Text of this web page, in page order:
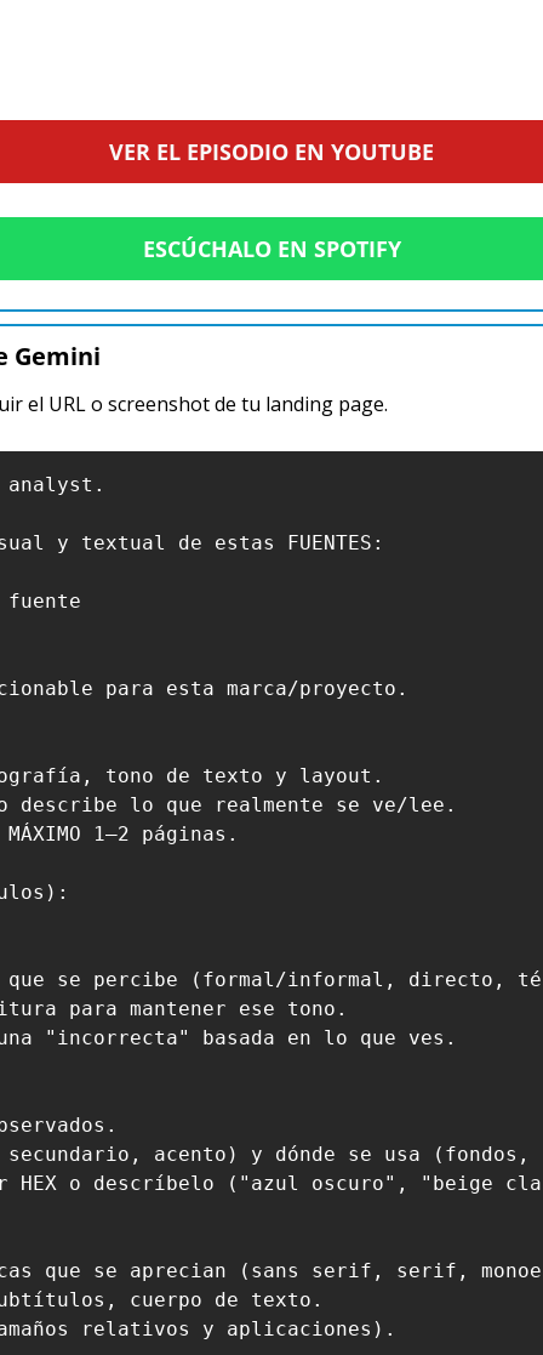
VER EL EPISODIO EN YOUTUBE
ESCÚCHALO EN SPOTIFY
Gemini
el URL o screenshot de tu landing page.
analyst.
y textual de estas FUENTES:
fuente
para esta marca/proyecto.
tono de texto y layout.
describe lo que realmente se ve/lee.
1–2 páginas.
se percibe (formal/informal, directo,
para mantener ese tono.
"incorrecta" basada en lo que ves.
acento) y dónde se usa (fondos,
HEX o descríbelo ("azul oscuro", "beige
que se aprecian (sans serif, serif,
cuerpo de texto.
relativos y aplicaciones).